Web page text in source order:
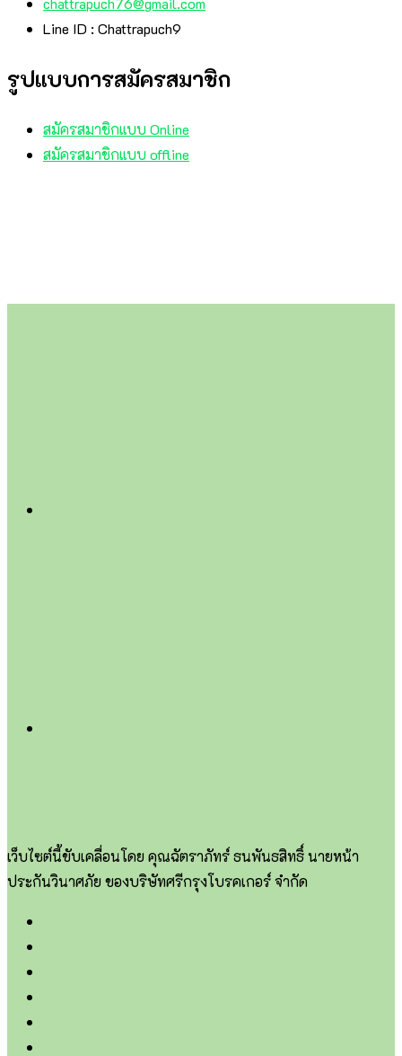
Line ID : Chattrapuch9
รูปแบบการสมัครสมาชิก
สมัครสมาชิกแบบ Online
สมัครสมาชิกแบบ offline
เว็บไซต์นี้ขับเคลื่อนโดย คุณฉัตราภัทร์ ธนพันธสิทธิ์ นายหน้า
ประกันวินาศภัย ของบริษัทศรีกรุงโบรคเกอร์ จำกัด